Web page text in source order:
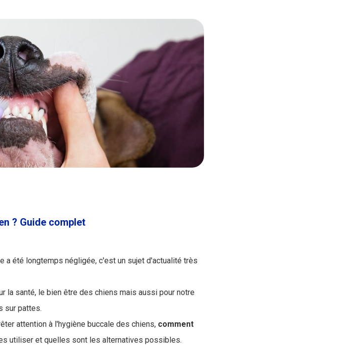
? Guide complet
a été longtemps négligée, c'est un sujet d'actualité très
la santé, le bien être des chiens mais aussi pour notre
sur pattes.
attention à l'hygiène buccale des chiens, comment
utiliser et quelles sont les alternatives possibles.